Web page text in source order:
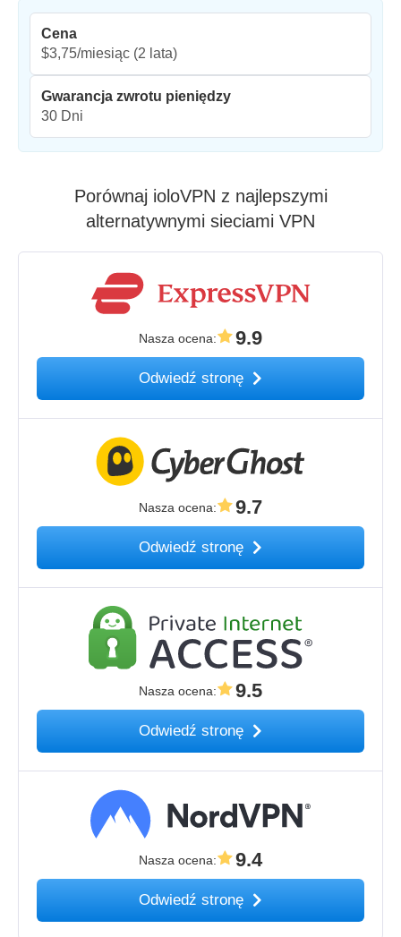
Cena
$3,75/miesiąc (2 lata)
Gwarancja zwrotu pieniędzy
30 Dni
Porównaj ioloVPN z najlepszymi
alternatywnymi sieciami VPN
Nasza ocena: 9.9
Odwiedź stronę
Nasza ocena: 9.7
Odwiedź stronę
Nasza ocena: 9.5
Odwiedź stronę
Nasza ocena: 9.4
Odwiedź stronę